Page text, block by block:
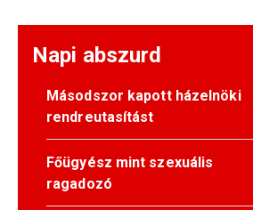
Napi abszurd
Másodszor kapott házelnöki
rendreutasítást
Főügyész mint szexuális
ragadozó